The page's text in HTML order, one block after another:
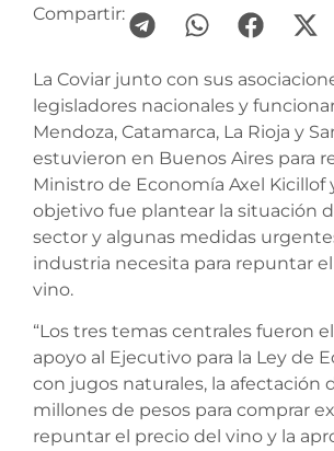
Compartir:
La Coviar junto con sus
legisladores nacionales y
Mendoza, Catamarca, La Rioja y
estuvieron en Buenos Aires para
Ministro de Economía Axel Kicillof
objetivo fue plantear la situación
sector y algunas medidas
industria necesita para repuntar
vino.
“Los tres temas centrales fueron
apoyo al Ejecutivo para la Ley de
con jugos naturales, la afectación
millones de pesos para comprar
repuntar el precio del vino y la